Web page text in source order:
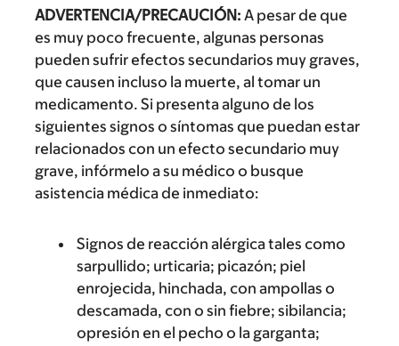
ADVERTENCIA/PRECAUCIÓN: A pesar de que
es muy poco frecuente, algunas personas
pueden sufrir efectos secundarios muy graves,
que causen incluso la muerte, al tomar un
medicamento. Si presenta alguno de los
siguientes signos o síntomas que puedan estar
relacionados con un efecto secundario muy
grave, infórmelo a su médico o busque
asistencia médica de inmediato:
Signos de reacción alérgica tales como
sarpullido; urticaria; picazón; piel
enrojecida, hinchada, con ampollas o
descamada, con o sin fiebre; sibilancia;
opresión en el pecho o la garganta;